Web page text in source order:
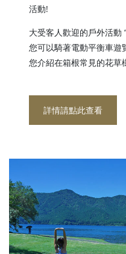
活動!
大受客人歡迎的戶外活動
您可以騎著電動平衡車遊
您介紹在箱根常見的花草
詳情請點此查看